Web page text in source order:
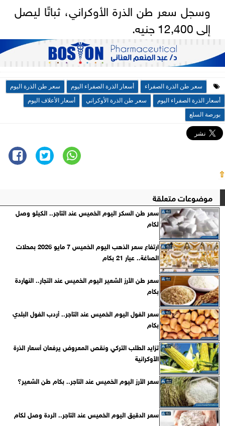
وسجل سعر طن الذرة الأوكراني، ثباتًا ليصل
إلى 12,400 جنيه.
سعر طن الذرة الصفراء أسعار الذرة الصفراء اليوم
سعر طن الذرة اليوم
أسعار الذرة الصفراء اليوم
سعر طن الذرة الأوكراني
أسعار الأعلاف اليوم
بورصة السلع
⇧
موضوعات متعلقة
سعر طن السكر اليوم الخميس عند التاجر.. الكيلو وصل
لكام
ارتفاع سعر الذهب اليوم الخميس 7 مايو 2026 بمحلات
الصاغة.. عيار 21 بكام
سعر طن الأرز الشعير اليوم الخميس عند التجار.. النهاردة
بكام
سعر الفول اليوم الخميس عند التاجر.. أردب الفول البلدي
بكام
تزايد الطلب التركي ونقص المعروض يرفعان أسعار الذرة
الأوكرانية
سعر الأرز اليوم الخميس عند التاجر.. بكام طن الشعير؟
سعر الدقيق اليوم الخميس عند التاجر.. الردة وصل لكام